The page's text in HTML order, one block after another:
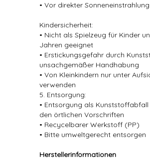
• Vor direkter
Kindersicherheit:
• Nicht als Spielzeug für Kinder
Jahren geeignet
• Erstickungsgefahr durch
unsachgemäßer Handhabung
• Von Kleinkindern nur unter
verwenden
5. Entsorgung:
• Entsorgung als
den örtlichen Vorschriften
• Recycelbarer Werkstoff (PP)
• Bitte umweltgerecht entsorgen
Herstellerinformationen